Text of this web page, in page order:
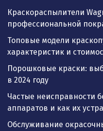
Краскораспылители
профессиональной
Топовые модели
характеристик и
Порошковые краски:
в 2024 году
Частые неисправности
аппаратов и как их
Обслуживание